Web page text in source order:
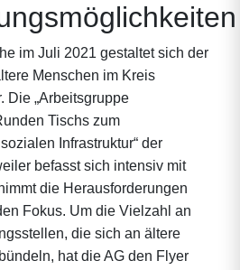
im Juli 2021 gestaltet sich der
Menschen im Kreis
Die „Arbeitsgruppe
Tischs zum
Infrastruktur“ der
befasst sich intensiv mit
die Herausforderungen
Fokus. Um die Vielzahl an
die sich an ältere
hat die AG den Flyer